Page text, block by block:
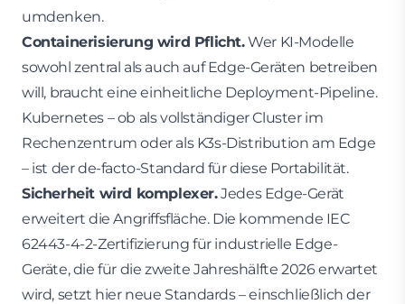
umdenken.
Containerisierung wird Pflicht.Wer KI-Modelle
sowohl zentral als auch auf Edge-Geräten betreiben
will, braucht eine einheitliche Deployment-Pipeline.
Kubernetes – ob als vollständiger Cluster im
Rechenzentrum oder als K3s-Distribution am Edge
– ist der de-facto-Standard für diese Portabilität.
Sicherheit wird komplexer.Jedes Edge-Gerät
erweitert die Angriffsfläche. Die kommende IEC
62443-4-2-Zertifizierung für industrielle Edge-
Geräte, die für die zweite Jahreshälfte 2026 erwartet
wird, setzt hier neue Standards – einschließlich der